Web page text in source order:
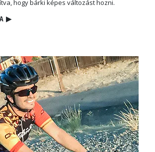
hogy bárki képes változást hozni.
▶